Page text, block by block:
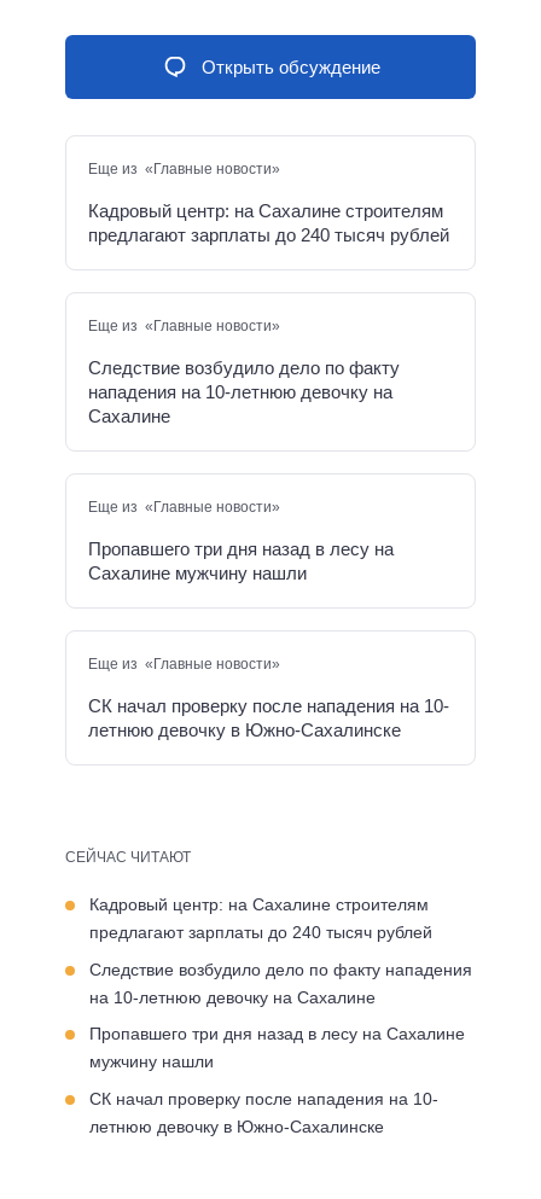
Открыть обсуждение
Еще из «Главные новости»
Кадровый центр: на Сахалине строителям
предлагают зарплаты до 240 тысяч рублей
Еще из «Главные новости»
Следствие возбудило дело по факту
нападения на 10-летнюю девочку на
Сахалине
Еще из «Главные новости»
Пропавшего три дня назад в лесу на
Сахалине мужчину нашли
Еще из «Главные новости»
СК начал проверку после нападения на 10-
летнюю девочку в Южно-Сахалинске
СЕЙЧАС ЧИТАЮТ
Кадровый центр: на Сахалине строителям
предлагают зарплаты до 240 тысяч рублей
Следствие возбудило дело по факту нападения
на 10-летнюю девочку на Сахалине
Пропавшего три дня назад в лесу на Сахалине
мужчину нашли
СК начал проверку после нападения на 10-
летнюю девочку в Южно-Сахалинске